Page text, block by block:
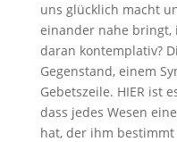
uns glücklich macht
einander nahe bringt,
daran kontemplativ?
Gegenstand, einem
Gebetszeile. HIER ist
dass jedes Wesen
hat, der ihm